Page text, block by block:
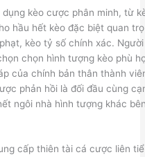
kèo cược phân minh, từ
hầu hết kèo đặc biệt quan
kèo tỷ số chính xác. Người
chọn hình tượng kèo phù
của chính bản thân thành
phản hồi là đối đầu cùng
ngôi nhà hình tượng khác
cấp thiên tài cá cược liên